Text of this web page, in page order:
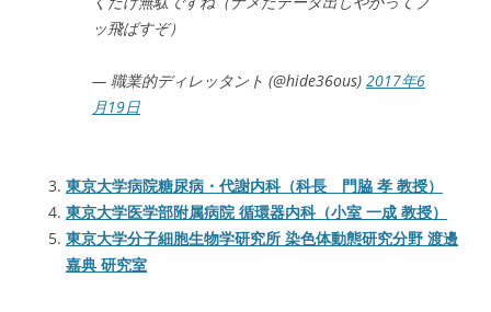
ッ飛ばすぞ）
— 職業的ディレッタント (@hide36ous) 2017年6
月19日
東京大学病院糖尿病・代謝内科（科長 門脇 孝 教授）
東京大学医学部附属病院 循環器内科（小室 一成 教授）
東京大学分子細胞生物学研究所 染色体動態研究分野 渡邊
嘉典 研究室